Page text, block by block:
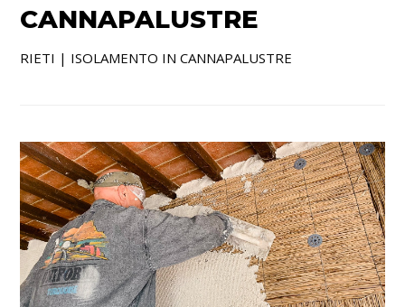
CANNAPALUSTRE
RIETI | ISOLAMENTO IN CANNAPALUSTRE